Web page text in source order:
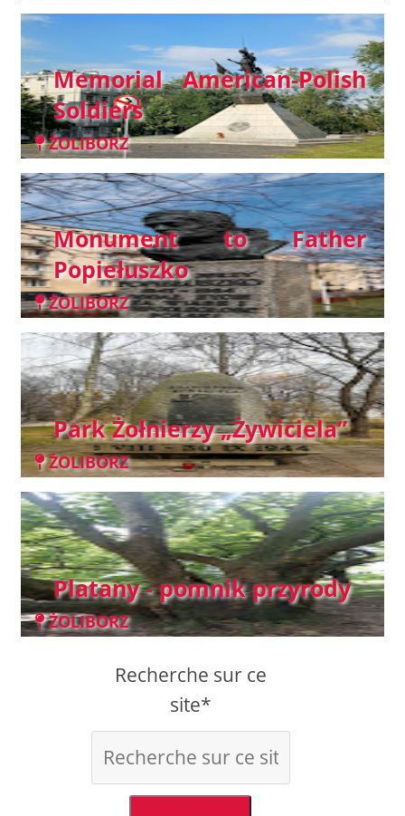
Memorial American-Polish
Soldiers
ŻOLIBORZ
Monument to Father
Popiełuszko
ŻOLIBORZ
Park Żołnierzy „Żywiciela”
ŻOLIBORZ
Platany - pomnik przyrody
ŻOLIBORZ
Recherche sur ce
site*